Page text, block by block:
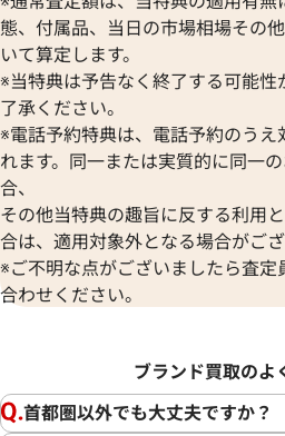
態、付属品、当日の市場相場その
いて算定します。
※当特典は予告なく終了する可能
了承ください。
※電話予約特典は、電話予約のう
れます。同一または実質的に同一
合、
その他当特典の趣旨に反する利用
合は、適用対象外となる場合がござ
※ご不明な点がございましたら査
合わせください。
ブランド買取のよ
首都圏以外でも大丈夫ですか？